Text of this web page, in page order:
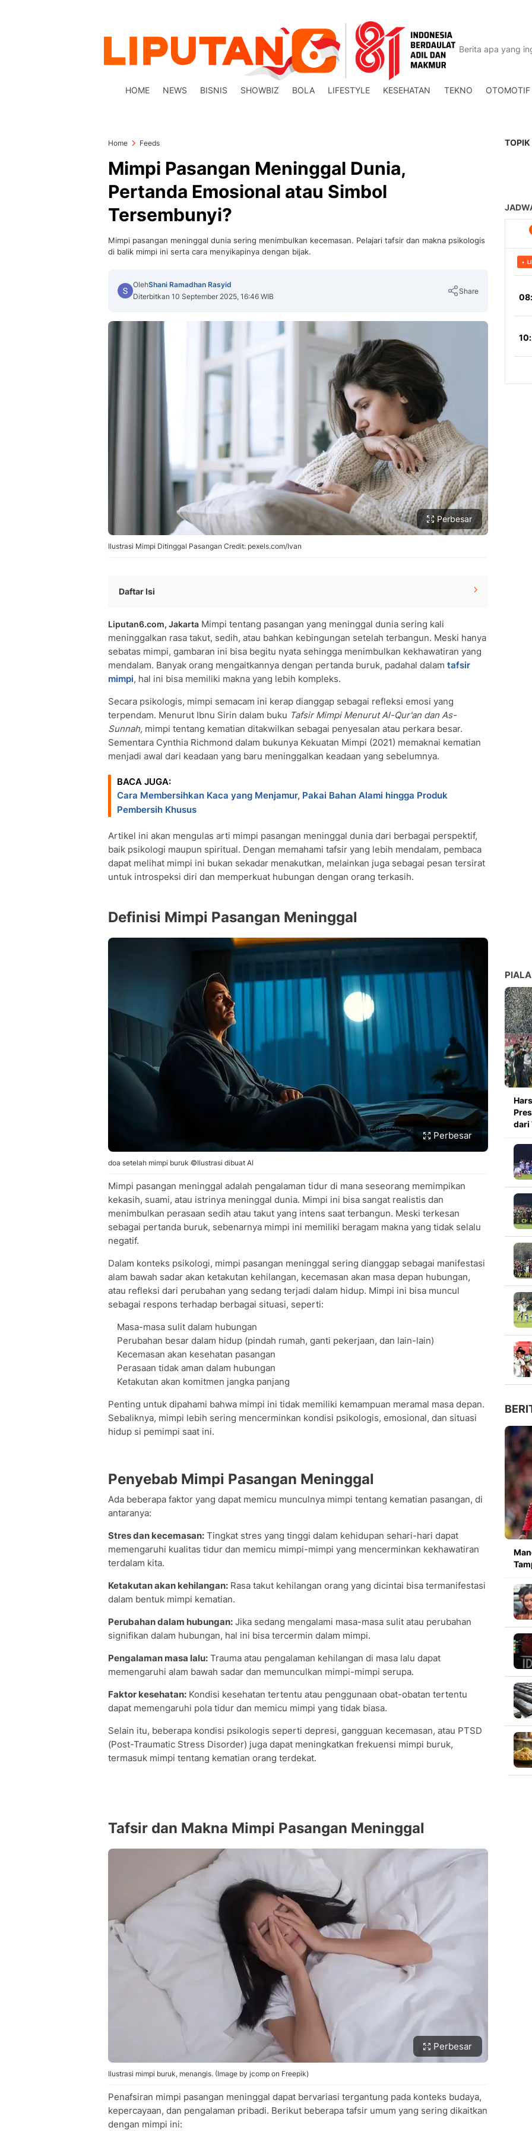
HOME NEWS BISNIS SHOWBIZ BOLA LIFESTYLE KESEHATAN TEKNO OTOMOTIF
Home Feeds
Mimpi Pasangan Meninggal Dunia,
Pertanda Emosional atau Simbol
Tersembunyi?
Mimpi pasangan meninggal dunia sering menimbulkan kecemasan. Pelajari tafsir dan makna psikologis
di balik mimpi ini serta cara menyikapinya dengan bijak.
OlehShani Ramadhan Rasyid
Diterbitkan 10 September 2025, 16:46 WIB
Share
Perbesar
Ilustrasi Mimpi Ditinggal Pasangan Credit: pexels.com/Ivan
Daftar Isi
Penyebab Mimpi Pasangan Meninggal
Tafsir dan Makna Mimpi Pasangan Meninggal
Penjelasan Psikologis Mimpi Pasangan Meninggal
Dampak Emosional Mimpi Pasangan Meninggal
Cara Menyikapi Mimpi Pasangan Meninggal
Aspek Spiritual Mimpi Pasangan Meninggal
Pandangan Ilmiah tentang Mimpi Kematian
Tips Mengatasi Kecemasan Akibat Mimpi Buruk
Pertanyaan Umum Seputar Mimpi Pasangan Meninggal
Liputan6.com, Jakarta Mimpi tentang pasangan yang meninggal dunia sering kali
meninggalkan rasa takut, sedih, atau bahkan kebingungan setelah terbangun. Meski hanya
sebatas mimpi, gambaran ini bisa begitu nyata sehingga menimbulkan kekhawatiran yang
mendalam. Banyak orang mengaitkannya dengan pertanda buruk, padahal dalam tafsir
mimpi, hal ini bisa memiliki makna yang lebih kompleks.
Secara psikologis, mimpi semacam ini kerap dianggap sebagai refleksi emosi yang
terpendam. Menurut Ibnu Sirin dalam buku Tafsir Mimpi Menurut Al-Qur'an dan As-
Sunnah, mimpi tentang kematian ditakwilkan sebagai penyesalan atau perkara besar.
Sementara Cynthia Richmond dalam bukunya Kekuatan Mimpi (2021) memaknai kematian
menjadi awal dari keadaan yang baru meninggalkan keadaan yang sebelumnya.
BACA JUGA:
Cara Membersihkan Kaca yang Menjamur, Pakai Bahan Alami hingga Produk
Pembersih Khusus
Artikel ini akan mengulas arti mimpi pasangan meninggal dunia dari berbagai perspektif,
baik psikologi maupun spiritual. Dengan memahami tafsir yang lebih mendalam, pembaca
dapat melihat mimpi ini bukan sekadar menakutkan, melainkan juga sebagai pesan tersirat
untuk introspeksi diri dan memperkuat hubungan dengan orang terkasih.
Definisi Mimpi Pasangan Meninggal
Perbesar
doa setelah mimpi buruk ©Ilustrasi dibuat AI
Mimpi pasangan meninggal adalah pengalaman tidur di mana seseorang memimpikan
kekasih, suami, atau istrinya meninggal dunia. Mimpi ini bisa sangat realistis dan
menimbulkan perasaan sedih atau takut yang intens saat terbangun. Meski terkesan
sebagai pertanda buruk, sebenarnya mimpi ini memiliki beragam makna yang tidak selalu
negatif.
Dalam konteks psikologi, mimpi pasangan meninggal sering dianggap sebagai manifestasi
alam bawah sadar akan ketakutan kehilangan, kecemasan akan masa depan hubungan,
atau refleksi dari perubahan yang sedang terjadi dalam hidup. Mimpi ini bisa muncul
sebagai respons terhadap berbagai situasi, seperti:
Masa-masa sulit dalam hubungan
Perubahan besar dalam hidup (pindah rumah, ganti pekerjaan, dan lain-lain)
Kecemasan akan kesehatan pasangan
Perasaan tidak aman dalam hubungan
Ketakutan akan komitmen jangka panjang
Penting untuk dipahami bahwa mimpi ini tidak memiliki kemampuan meramal masa depan.
Sebaliknya, mimpi lebih sering mencerminkan kondisi psikologis, emosional, dan situasi
hidup si pemimpi saat ini.
Penyebab Mimpi Pasangan Meninggal
Ada beberapa faktor yang dapat memicu munculnya mimpi tentang kematian pasangan, di
antaranya:
Stres dan kecemasan: Tingkat stres yang tinggi dalam kehidupan sehari-hari dapat
memengaruhi kualitas tidur dan memicu mimpi-mimpi yang mencerminkan kekhawatiran
terdalam kita.
Ketakutan akan kehilangan: Rasa takut kehilangan orang yang dicintai bisa termanifestasi
dalam bentuk mimpi kematian.
Perubahan dalam hubungan: Jika sedang mengalami masa-masa sulit atau perubahan
signifikan dalam hubungan, hal ini bisa tercermin dalam mimpi.
Pengalaman masa lalu: Trauma atau pengalaman kehilangan di masa lalu dapat
memengaruhi alam bawah sadar dan memunculkan mimpi-mimpi serupa.
Faktor kesehatan: Kondisi kesehatan tertentu atau penggunaan obat-obatan tertentu
dapat memengaruhi pola tidur dan memicu mimpi yang tidak biasa.
Selain itu, beberapa kondisi psikologis seperti depresi, gangguan kecemasan, atau PTSD
(Post-Traumatic Stress Disorder) juga dapat meningkatkan frekuensi mimpi buruk,
termasuk mimpi tentang kematian orang terdekat.
Tafsir dan Makna Mimpi Pasangan Meninggal
Perbesar
Ilustrasi mimpi buruk, menangis. (Image by jcomp on Freepik)
Penafsiran mimpi pasangan meninggal dapat bervariasi tergantung pada konteks budaya,
kepercayaan, dan pengalaman pribadi. Berikut beberapa tafsir umum yang sering dikaitkan
dengan mimpi ini:
TOPIK
dari